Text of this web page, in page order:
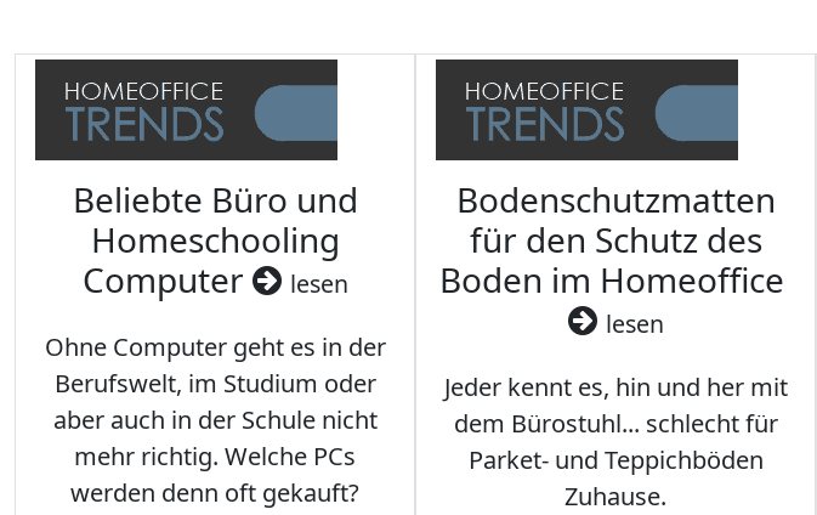
Beliebte Büro und
Homeschooling
Computer
lesen
Ohne Computer geht es in der
Berufswelt, im Studium oder
aber auch in der Schule nicht
mehr richtig. Welche PCs
werden denn oft gekauft?
Bodenschutzmatten
für den Schutz des
Boden im Homeoffice
lesen
Jeder kennt es, hin und her mit
dem Bürostuhl... schlecht für
Parket- und Teppichböden
Zuhause.